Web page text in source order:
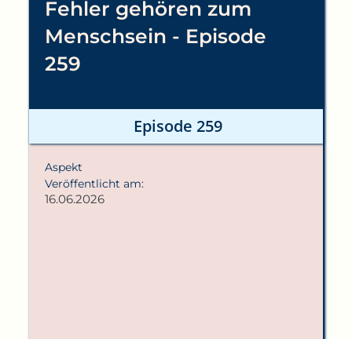
Fehler gehören zum
Menschsein - Episode
259
Episode 259
Aspekt
Veröffentlicht am:
16.06.2026